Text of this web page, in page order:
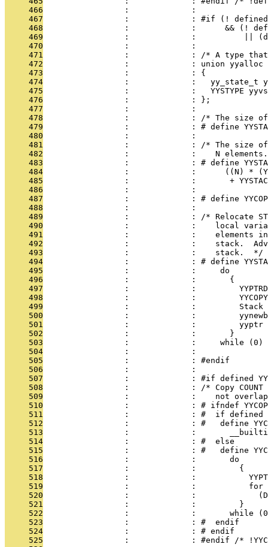
     466
                 :             :
     467
:             : #if (!
     468
:             :      && (!
     469
:             :          ||
     470
                 :             :
     471
:             : /* A type
     472
                 :             : union yyalloc
     473
                 :             : {
     474
:             :   yy_state_t
     475
:             :   YYSTYPE
     476
                 :             : };
     477
                 :             :
     478
:             : /* The size
     479
:             : # define
     480
                 :             :
     481
:             : /* The size
     482
:             :    N
     483
:             : # define
     484
:             :      ((N) *
     485
:             :       +
     486
                 :             :
     487
:             : # define
     488
                 :             :
     489
:             : /* Relocate
     490
:             :    local
     491
:             :    elements
     492
:             :    stack.
     493
                 :             :    stack.  */
     494
:             : # define
     495
:             :     do
     496
:             :       {
     497
:             :
     498
:             :
     499
:             :
     500
:             :
     501
:             :
     502
:             :       }
     503
                 :             :     while (0)
     504
                 :             :
     505
                 :             : #endif
     506
                 :             :
     507
:             : #if defined
     508
:             : /* Copy
     509
:             :    not
     510
:             : # ifndef
     511
:             : #  if defined
     512
:             : #   define
     513
:             :
     514
                 :             : #  else
     515
:             : #   define
     516
:             :       do
     517
:             :         {
     518
:             :
     519
:             :
     520
:             :
     521
:             :         }
     522
:             :       while
     523
                 :             : #  endif
     524
                 :             : # endif
     525
:             : #endif /*